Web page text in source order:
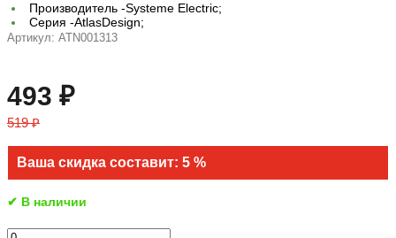
Производитель -Systeme Electric;
Серия -AtlasDesign;
Артикул: ATN001313
493 ₽
519 ₽
Ваша скидка составит: 5 %
✔ В наличии